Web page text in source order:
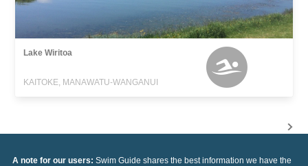
Lake Wiritoa
KAITOKE, MANAWATU-WANGANUI
A note for our users: Swim Guide shares the best information we have the